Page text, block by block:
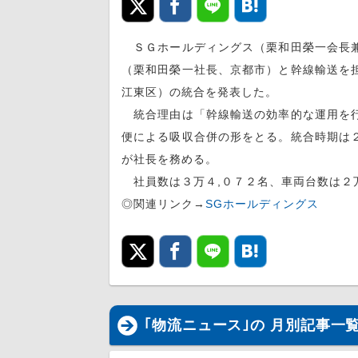
ＳＧホールディングス（栗和田榮一会長
（栗和田榮一社長、京都市）と幹線輸送
江東区）の統合を発表した。
統合理由は「幹線輸送の効率的な運用を
便による吸収合併の形をとる。統合時期
が社長を務める。
社員数は３万４,０７２名、車両台数は２
◎関連リンク→ SGホールディングス
｢物流ニュース｣の 月別記事一